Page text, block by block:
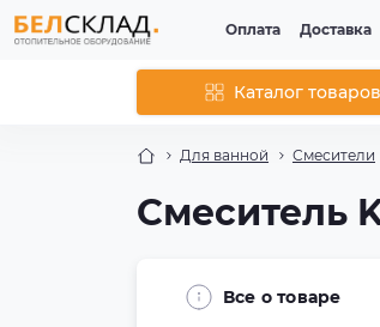
Оплата Доставка
Каталог товаров
Для ванной Смесители
Смеситель
Все о товаре